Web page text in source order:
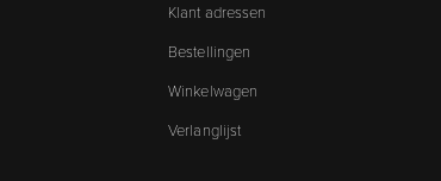
Klant adressen
Bestellingen
Winkelwagen
Verlanglijst